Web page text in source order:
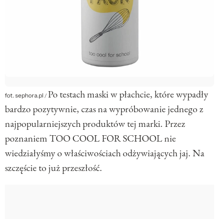
fot. sephora.pl/Po testach maski w płachcie, które wypadły
bardzo pozytywnie, czas na wypróbowanie jednego z
najpopularniejszych produktów tej marki. Przez
poznaniem TOO COOL FOR SCHOOL nie
wiedziałyśmy o właściwościach odżywiających jaj. Na
szczęście to już przeszłość.